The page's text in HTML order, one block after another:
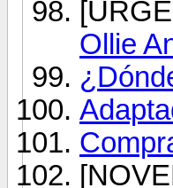
Ollie